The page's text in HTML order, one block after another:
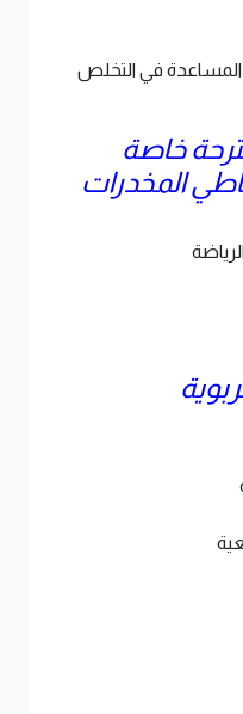
المساعدة في التخلص
خاصة
المخدرات